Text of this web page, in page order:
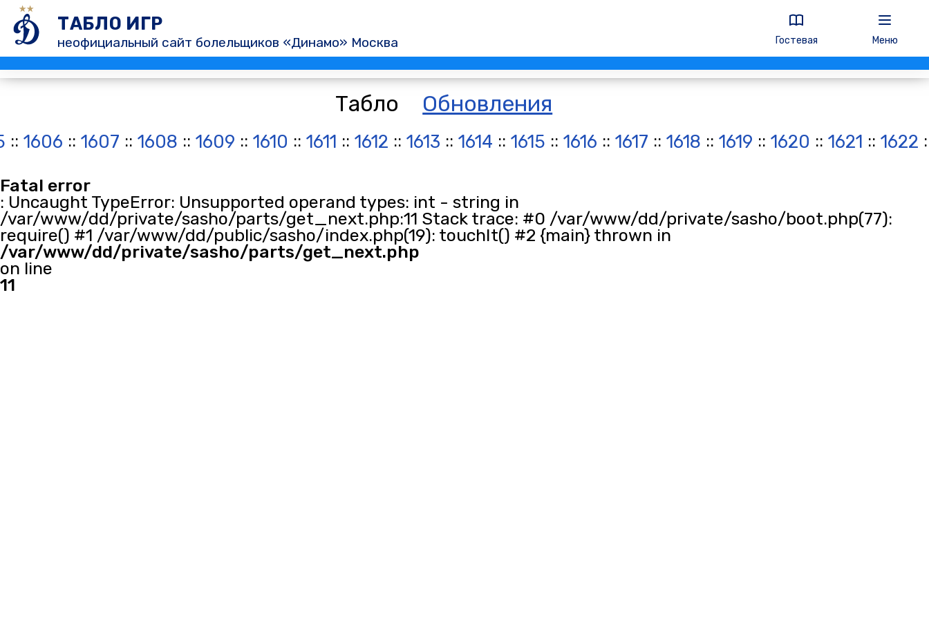
ТАБЛО ИГР
неофициальный сайт болельщиков «Динамо» Москва Гостевая Меню
Табло Обновления
:: 1606 :: 1607 :: 1608 :: 1609 :: 1610 :: 1611 :: 1612 :: 1613 :: 1614 :: 1615 :: 1616 :: 1617 :: 1618 :: 1619 :: 1620 :: 1621 :: 1622
Fatal error
: Uncaught TypeError: Unsupported operand types: int - string in
/var/www/dd/private/sasho/parts/get_next.php:11 Stack trace: #0 /var/www/dd/private/sasho/boot.php(77):
require() #1 /var/www/dd/public/sasho/index.php(19): touchIt() #2 {main} thrown in
/var/www/dd/private/sasho/parts/get_next.php
on line
11